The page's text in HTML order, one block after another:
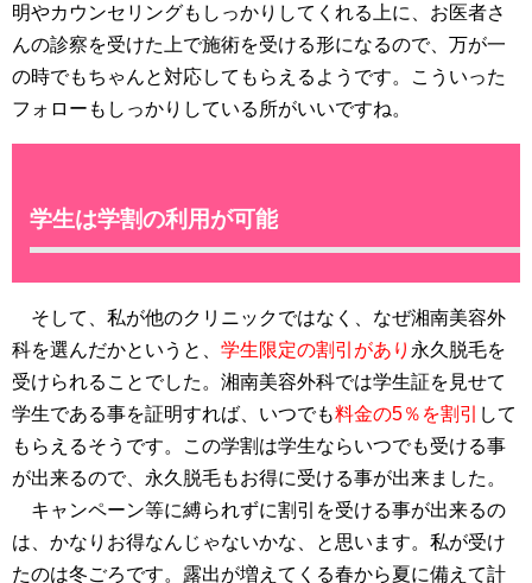
明やカウンセリングもしっかりしてくれる上に、お医者さ
んの診察を受けた上で施術を受ける形になるので、万が一
の時でもちゃんと対応してもらえるようです。こういった
フォローもしっかりしている所がいいですね。
学生は学割の利用が可能
そして、私が他のクリニックではなく、なぜ湘南美容外
科を選んだかというと、 学生限定の割引があり 永久脱毛を
受けられることでした。湘南美容外科では学生証を見せて
学生である事を証明すれば、いつでも料金の5％を割引
して
もらえるそうです。この学割は学生ならいつでも受ける事
が出来るので、永久脱毛もお得に受ける事が出来ました。
キャンペーン等に縛られずに割引を受ける事が出来るの
は、かなりお得なんじゃないかな、と思います。私が受け
たのは冬ごろです。露出が増えてくる春から夏に備えて計